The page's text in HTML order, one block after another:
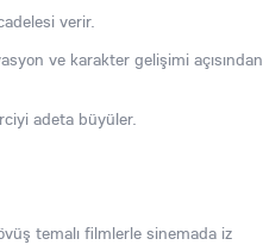
verir.
ve karakter gelişimi açısından
adeta büyüler.
temalı filmlerle sinemada iz